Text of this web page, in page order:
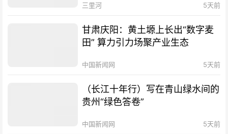
三里河 5天前
甘肃庆阳：黄土塬上长出“数字麦
田” 算力引力场聚产业生态
中国新闻网 5天前
（长江十年行）写在青山绿水间的
贵州“绿色答卷”
中国新闻网 5天前